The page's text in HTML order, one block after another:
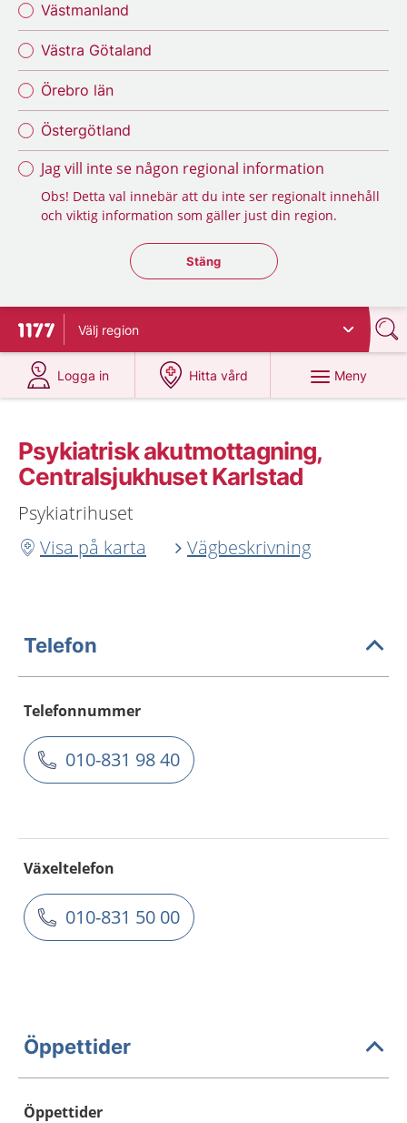
Västmanland
Västra Götaland
Örebro län
Östergötland
Jag vill inte se någon regional information
Obs! Detta val innebär att du inte ser regionalt innehåll
och viktig information som gäller just din region.
Stäng regionsväljaren
Stäng
Till startsidan för 1177
Välj region
Logga in
på 1177.se
Hitta vård
på 1177.se
Meny
Psykiatrisk akutmottagning,
Centralsjukhuset Karlstad
Psykiatrihuset
Visa på karta
Vägbeskrivning
Telefon
Telefonnummer
010-831 98 40
Växeltelefon
010-831 50 00
Öppettider
Öppettider